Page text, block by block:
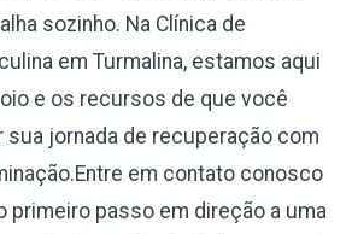
sozinho. Na Clínica de
em Turmalina, estamos aqui
e os recursos de que você
sua jornada de recuperação com
em contato conosco
primeiro passo em direção a uma